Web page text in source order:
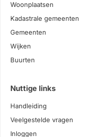
Woonplaatsen
Kadastrale gemeenten
Gemeenten
Wijken
Buurten
Nuttige links
Handleiding
Veelgestelde vragen
Inloggen